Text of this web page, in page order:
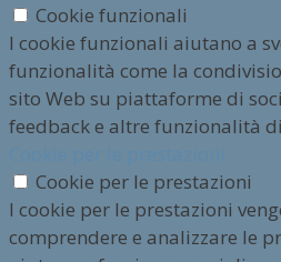
Cookie funzionali
I cookie funzionali aiutano a
funzionalità come la
sito Web su piattaforme di
feedback e altre funzionalità
Cookie per le prestazioni
I cookie per le prestazioni
comprendere e analizzare le